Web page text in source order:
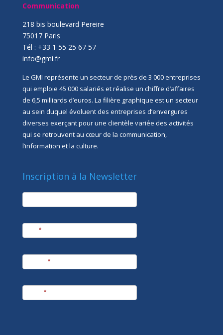
Communication
218 bis boulevard Pereire
75017 Paris
Tél : +33 1 55 25 67 57
info@gmi.fr
Le GMI représente un secteur de près de 3 000 entreprises
qui emploie 45 000 salariés et réalise un chiffre d’affaires
de 6,5 milliards d’euros. La filière graphique est un secteur
au sein duquel évoluent des entreprises d’envergures
diverses exerçant pour une clientèle variée des activités
qui se retrouvent au cœur de la communication,
l’information et la culture.
Inscription à la Newsletter
newsletter
*
*
*